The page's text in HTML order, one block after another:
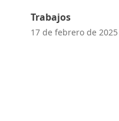
Trabajos
17 de febrero de 2025